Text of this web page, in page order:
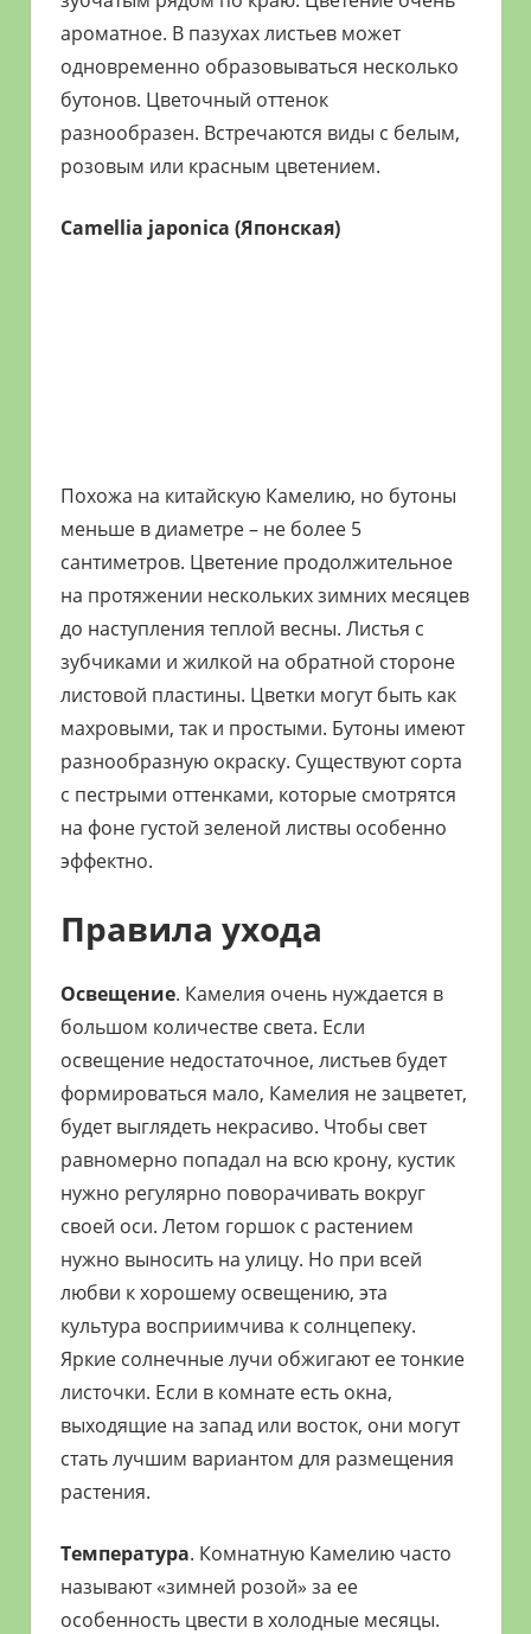
ароматное. В пазухах листьев может
одновременно образовываться несколько
бутонов. Цветочный оттенок
разнообразен. Встречаются виды с белым,
розовым или красным цветением.
Camellia japonica (Японская)
Похожа на китайскую Камелию, но бутоны
меньше в диаметре – не более 5
сантиметров. Цветение продолжительное
на протяжении нескольких зимних месяцев
до наступления теплой весны. Листья с
зубчиками и жилкой на обратной стороне
листовой пластины. Цветки могут быть как
махровыми, так и простыми. Бутоны имеют
разнообразную окраску. Существуют сорта
с пестрыми оттенками, которые смотрятся
на фоне густой зеленой листвы особенно
эффектно.
Правила ухода
Освещение. Камелия очень нуждается в
большом количестве света. Если
освещение недостаточное, листьев будет
формироваться мало, Камелия не зацветет,
будет выглядеть некрасиво. Чтобы свет
равномерно попадал на всю крону, кустик
нужно регулярно поворачивать вокруг
своей оси. Летом горшок с растением
нужно выносить на улицу. Но при всей
любви к хорошему освещению, эта
культура восприимчива к солнцепеку.
Яркие солнечные лучи обжигают ее тонкие
листочки. Если в комнате есть окна,
выходящие на запад или восток, они могут
стать лучшим вариантом для размещения
растения.
Температура. Комнатную Камелию часто
называют «зимней розой» за ее
особенность цвести в холодные месяцы.